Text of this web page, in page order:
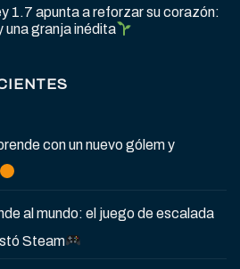
1.7 apunta a reforzar su corazón:
una granja inédita
con un nuevo gólem y
al mundo: el juego de escalada
Steam